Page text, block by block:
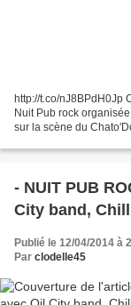
http://t.co/nJ8BPdH0Jp
Nuit Pub rock
sur la scène du
- NUIT PUB
City band,
Publié le 12/04/2014 à
Par clodelle45